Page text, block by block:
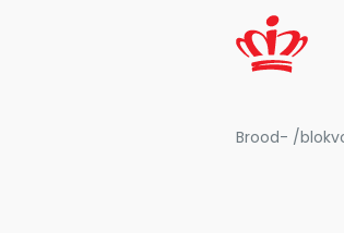
Brood- /